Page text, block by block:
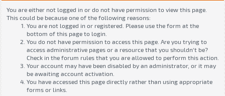
You are either not logged in or do not have permission to view this page.
This could be because one of the following reasons:
You are not logged in or registered. Please use the form at the
bottom of this page to login.
You do not have permission to access this page. Are you trying to
access administrative pages or a resource that you shouldn't be?
Check in the forum rules that you are allowed to perform this action.
Your account may have been disabled by an administrator, or it may
be awaiting account activation.
You have accessed this page directly rather than using appropriate
forms or links.